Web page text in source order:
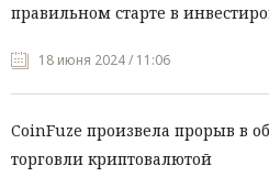
правильном старте в
18 июня 2024 / 11:06
CoinFuze произвела прорыв в
торговли криптовалютой